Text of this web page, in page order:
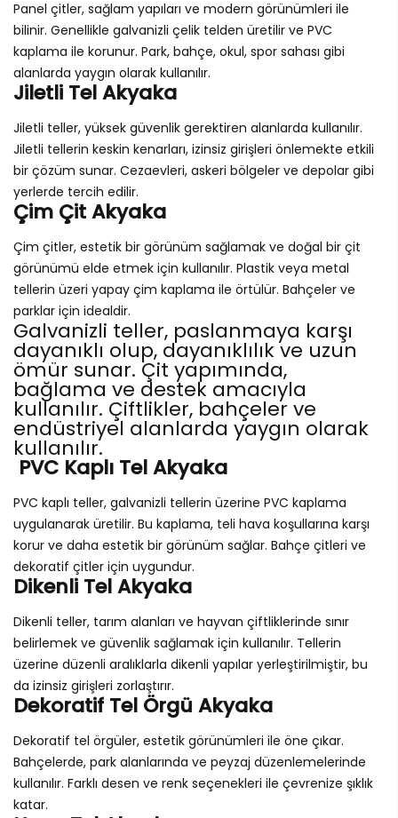
Panel çitler, sağlam yapıları ve modern görünümleri ile
bilinir. Genellikle galvanizli çelik telden üretilir ve PVC
kaplama ile korunur. Park, bahçe, okul, spor sahası gibi
alanlarda yaygın olarak kullanılır.
Jiletli Tel Akyaka
Jiletli teller, yüksek güvenlik gerektiren alanlarda kullanılır.
Jiletli tellerin keskin kenarları, izinsiz girişleri önlemekte etkili
bir çözüm sunar. Cezaevleri, askeri bölgeler ve depolar gibi
yerlerde tercih edilir.
Çim Çit Akyaka
Çim çitler, estetik bir görünüm sağlamak ve doğal bir çit
görünümü elde etmek için kullanılır. Plastik veya metal
tellerin üzeri yapay çim kaplama ile örtülür. Bahçeler ve
parklar için idealdir.
Galvanizli teller, paslanmaya karşı
dayanıklı olup, dayanıklılık ve uzun
ömür sunar. Çit yapımında,
bağlama ve destek amacıyla
kullanılır. Çiftlikler, bahçeler ve
endüstriyel alanlarda yaygın olarak
kullanılır.
PVC Kaplı Tel Akyaka
PVC kaplı teller, galvanizli tellerin üzerine PVC kaplama
uygulanarak üretilir. Bu kaplama, teli hava koşullarına karşı
korur ve daha estetik bir görünüm sağlar. Bahçe çitleri ve
dekoratif çitler için uygundur.
Dikenli Tel Akyaka
Dikenli teller, tarım alanları ve hayvan çiftliklerinde sınır
belirlemek ve güvenlik sağlamak için kullanılır. Tellerin
üzerine düzenli aralıklarla dikenli yapılar yerleştirilmiştir, bu
da izinsiz girişleri zorlaştırır.
Dekoratif Tel Örgü Akyaka
Dekoratif tel örgüler, estetik görünümleri ile öne çıkar.
Bahçelerde, park alanlarında ve peyzaj düzenlemelerinde
kullanılır. Farklı desen ve renk seçenekleri ile çevrenize şıklık
katar.